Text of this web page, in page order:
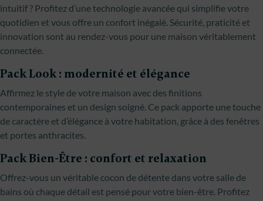
intuitif ? Profitez d’une technologie avancée qui simplifie votre
quotidien et vous offre un confort inégalé. Sécurité, praticité et
innovation sont au rendez-vous pour une maison véritablement
connectée.
Pack Look : modernité et élégance
Affirmez le style de votre maison avec des finitions
contemporaines et un design soigné. Ce pack apporte une touche
de caractère et d’élégance à votre habitation, grâce à des fenêtres
et portes anthracites.
Pack Bien-Être : confort et relaxation
Offrez-vous un véritable cocon de détente dans votre salle de
bains où chaque détail est pensé pour votre bien-être. Profitez